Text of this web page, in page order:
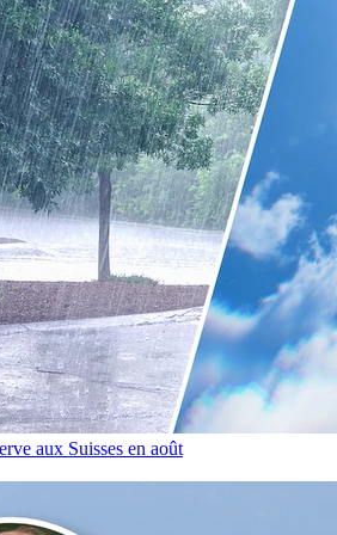
aux Suisses en août